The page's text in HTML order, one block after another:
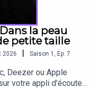
la peau
petite taille
2026 Saison 1 , Ep. 7
Deezer ou Apple
votre appli d'écoute